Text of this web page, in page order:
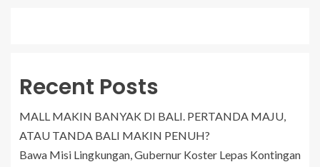
Recent Posts
MALL MAKIN BANYAK DI BALI. PERTANDA MAJU,
ATAU TANDA BALI MAKIN PENUH?
Bawa Misi Lingkungan, Gubernur Koster Lepas Kontingan